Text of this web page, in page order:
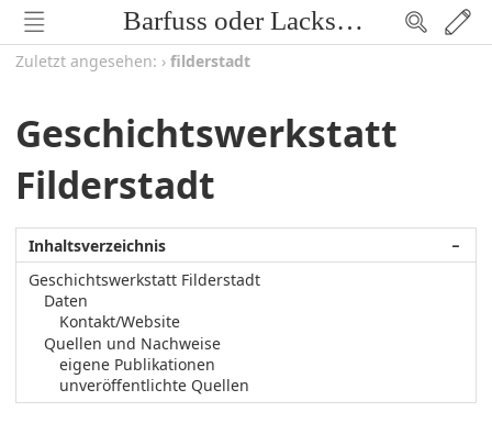
Barfuss oder Lackschuh
Zuletzt angesehen: › filderstadt
Geschichtswerkstatt
Filderstadt
−
Inhaltsverzeichnis
Geschichtswerkstatt Filderstadt
Daten
Kontakt/Website
Quellen und Nachweise
eigene Publikationen
unveröffentlichte Quellen